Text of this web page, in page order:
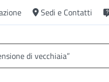
Sedi e Contatti